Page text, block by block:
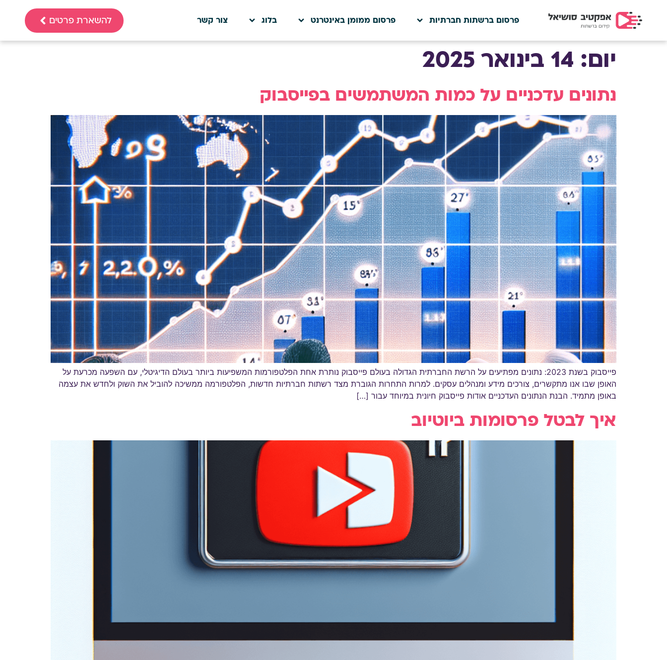
פרסום ברשתות חברתיות פרסום ממומן באינטרנט בלוג צור קשר להשארת פרטים
יום: 14 בינואר 2025
נתונים עדכניים על כמות המשתמשים בפייסבוק
פייסבוק בשנת 2023: נתונים מפתיעים על הרשת החברתית הגדולה בעולם פייסבוק נותרת אחת הפלטפורמות המשפיעות ביותר בעולם הדיגיטלי, עם השפעה מכרעת על
האופן שבו אנו מתקשרים, צורכים מידע ומנהלים עסקים. למרות התחרות הגוברת מצד רשתות חברתיות חדשות, הפלטפורמה ממשיכה להוביל את השוק ולחדש את עצמה
באופן מתמיד. הבנת הנתונים העדכניים אודות פייסבוק חיונית במיוחד עבור […]
איך לבטל פרסומות ביוטיוב